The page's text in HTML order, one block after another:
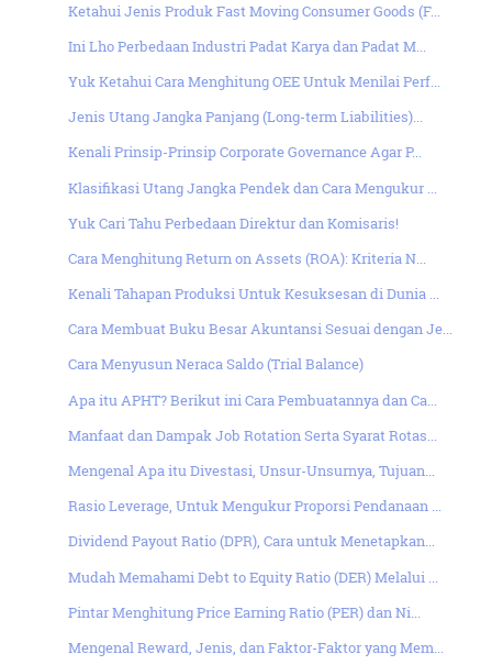
Ketahui Jenis Produk Fast Moving Consumer Goods (F...
Ini Lho Perbedaan Industri Padat Karya dan Padat M...
Yuk Ketahui Cara Menghitung OEE Untuk Menilai Perf...
Jenis Utang Jangka Panjang (Long-term Liabilities)...
Kenali Prinsip-Prinsip Corporate Governance Agar P...
Klasifikasi Utang Jangka Pendek dan Cara Mengukur ...
Yuk Cari Tahu Perbedaan Direktur dan Komisaris!
Cara Menghitung Return on Assets (ROA): Kriteria N...
Kenali Tahapan Produksi Untuk Kesuksesan di Dunia ...
Cara Membuat Buku Besar Akuntansi Sesuai dengan Je...
Cara Menyusun Neraca Saldo (Trial Balance)
Apa itu APHT? Berikut ini Cara Pembuatannya dan Ca...
Manfaat dan Dampak Job Rotation Serta Syarat Rotas...
Mengenal Apa itu Divestasi, Unsur-Unsurnya, Tujuan...
Rasio Leverage, Untuk Mengukur Proporsi Pendanaan ...
Dividend Payout Ratio (DPR), Cara untuk Menetapkan...
Mudah Memahami Debt to Equity Ratio (DER) Melalui ...
Pintar Menghitung Price Earning Ratio (PER) dan Ni...
Mengenal Reward, Jenis, dan Faktor-Faktor yang Mem...